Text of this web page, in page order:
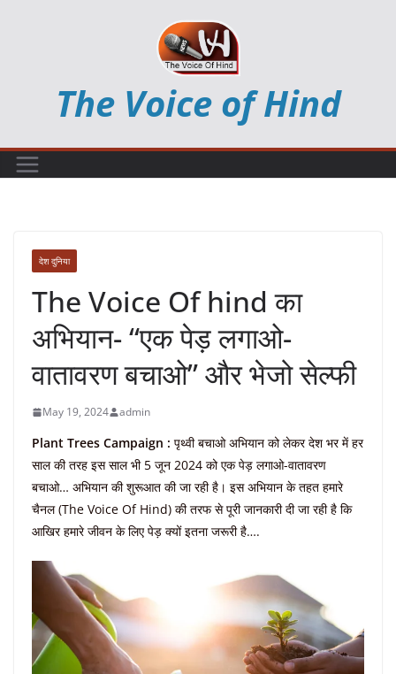
The Voice of Hind
देश दुनिया
The Voice Of hind का
अभियान- “एक पेड़ लगाओ-
वातावरण बचाओ” और भेजो सेल्फी
May 19, 2024 admin
Plant Trees Campaign : पृथ्वी बचाओ अभियान को लेकर देश भर में हर
साल की तरह इस साल भी 5 जून 2024 को एक पेड़ लगाओ-वातावरण
बचाओ… अभियान की शुरूआत की जा रही है। इस अभियान के तहत हमारे
चैनल (The Voice Of Hind) की तरफ से पूरी जानकारी दी जा रही है कि
आखिर हमारे जीवन के लिए पेड़ क्यों इतना जरूरी है….